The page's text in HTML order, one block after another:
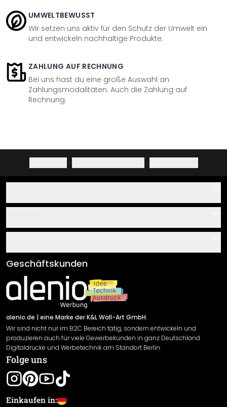
UMWELTBEWUSST
Wir setzen uns aktiv für den Schutz der Umwelt ein
und entwickeln nachhaltige Produkte.
ZAHLUNG AUF RECHNUNG
Bei uns hast du eine große Auswahl an
Zahlungsmodalitäten. Auch die Zahlung auf
Rechnung.
· ·
Über uns
Klebe- und Montageanleitungen
Newsletter An-/Abmeldung
Sendungsverfolgung
AGB
Impressum
Versand & Zahlung
Rücksendung
Widerrufsrecht
Datenschutzerklärung
Gewährleistung
Leistungserklärung / CE-Zeichen
Cookie Einstellungen
Geschäftskunden
alenio.de | eine Marke der K&L Wall-Art GmbH.
Wir sind nicht nur im B2C Bereich tätig, sondern entwickeln und
produzieren auch für viele Gewerbekunden in ganz Deutschland
Digitaldrucke und Werbetechnik am Standort Berlin.
Folge uns
Einkaufen in: